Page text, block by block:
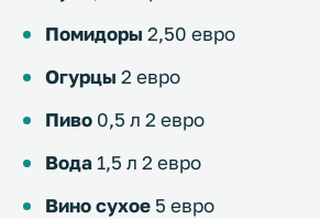
Помидоры 2,50 евро
Огурцы 2 евро
Пиво 0,5 л 2 евро
Вода 1,5 л 2 евро
Вино сухое 5 евро